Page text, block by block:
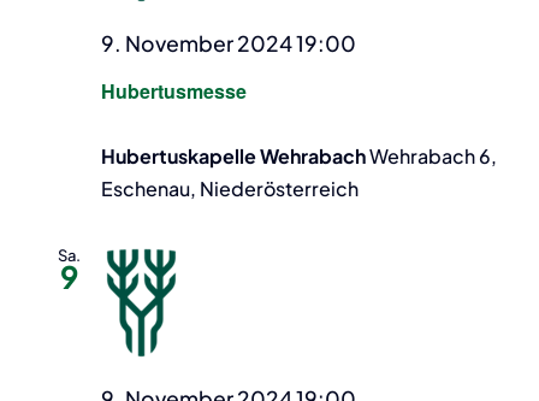
Hubertusmesse
9. November 2024 19:00
Hubertuskapelle WehrabachWehrabach 6,
Eschenau, Niederösterreich
Sa.
9